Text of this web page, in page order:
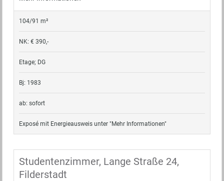
104/91 m²
NK: € 390,-
Etage; DG
Bj: 1983
ab: sofort
Exposé mit Energieausweis unter "Mehr Informationen"
Studentenzimmer, Lange Straße 24,
Filderstadt